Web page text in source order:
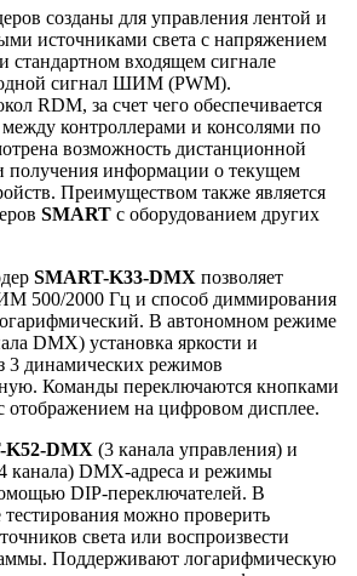
созданы для управления лентой и
источниками света с напряжением
стандартном входящем сигнале
сигнал ШИМ (PWM).
RDM, за счет чего обеспечивается
контроллерами и консолями по
возможность дистанционной
получения информации о текущем
Преимуществом также является
SMART с оборудованием других
SMART-K33-DMX позволяет
500/2000 Гц и способ диммирования
В автономном режиме
DMX) установка яркости и
3 динамических режимов
Команды переключаются кнопками
отображением на цифровом дисплее.
K52-DMX (3 канала управления) и
канала) DMX-адреса и режимы
DIP-переключателей. В
можно проверить
света или воспроизвести
Поддерживают логарифмическую